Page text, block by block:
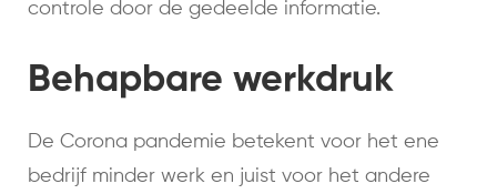
controle door de gedeelde informatie.
Behapbare werkdruk
De Corona pandemie betekent voor het ene
bedrijf minder werk en juist voor het andere